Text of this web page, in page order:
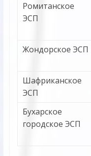
Ромитанское
ЭСП
Жондорское ЭСП
Шафриканское
ЭСП
Бухарское
городское ЭСП